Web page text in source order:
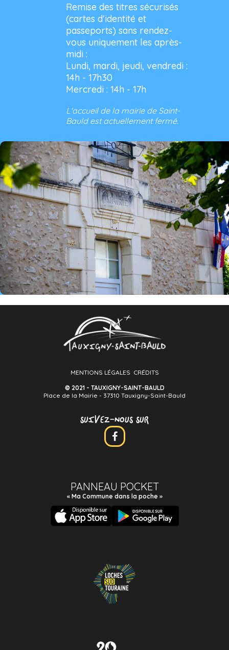
Remise des titres sécurisés
(cartes d'identité et
passeports) sans rendez-
vous uniquement les après-
midi :
Lundi, mardi, jeudi, vendredi :
14h - 17h30
Mercredi : 14h - 17h
L'accueil de la mairie de Saint-
Bauld est actuellement fermé.
MENTIONS LÉGALES CRÉDITS
© 2021 - TAUXIGNY-SAINT-BAULD
Place de la Mairie - 37310 Tauxigny-Saint-Bauld
SUIVEZ-NOUS SUR
PANNEAU POCKET
« Ma Commune dans la poche »